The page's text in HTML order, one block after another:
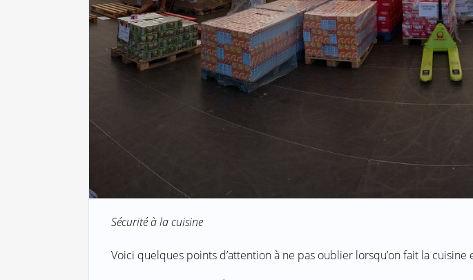
Sécurité à la cuisine
Voici quelques points d’attention à ne pas oublier lorsqu’on fait la cuisine